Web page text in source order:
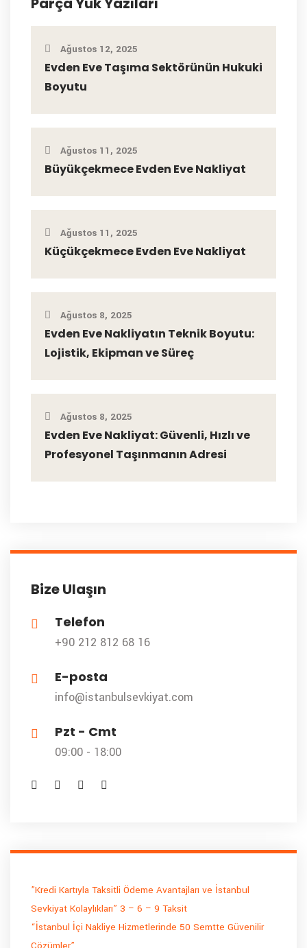
Ağustos 12, 2025
Evden Eve Taşıma Sektörünün Hukuki
Boyutu
Ağustos 11, 2025
Büyükçekmece Evden Eve Nakliyat
Ağustos 11, 2025
Küçükçekmece Evden Eve Nakliyat
Ağustos 8, 2025
Evden Eve Nakliyatın Teknik Boyutu:
Lojistik, Ekipman ve Süreç
Ağustos 8, 2025
Evden Eve Nakliyat: Güvenli, Hızlı ve
Profesyonel Taşınmanın Adresi
Bize Ulaşın
Telefon
+90 212 812 68 16
E-posta
info@istanbulsevkiyat.com
Pzt - Cmt
09:00 - 18:00
”Kredi Kartıyla Taksitli Ödeme Avantajları ve İstanbul
Sevkiyat Kolaylıkları” 3 – 6 – 9 Taksit
“İstanbul İçi Nakliye Hizmetlerinde 50 Semtte Güvenilir
Çözümler”